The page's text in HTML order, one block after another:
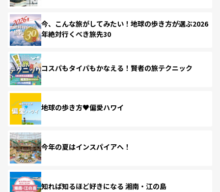
今、こんな旅がしてみたい！地球の歩き方が選ぶ2026
年絶対行くべき旅先30
コスパもタイパもかなえる！賢者の旅テクニック
地球の歩き方♥偏愛ハワイ
今年の夏はインスパイアへ！
知れば知るほど好きになる 湘南・江の島